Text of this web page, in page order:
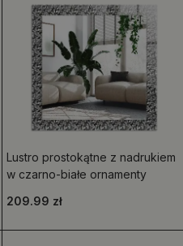
Lustro prostokątne z nadrukiem
w czarno-białe ornamenty
209.99 zł